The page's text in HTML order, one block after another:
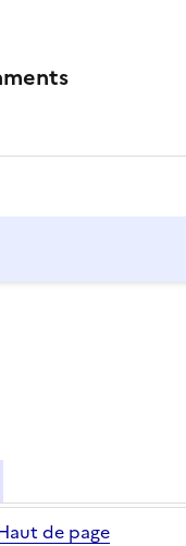
de page